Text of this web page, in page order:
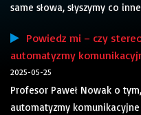
same słowa, słyszymy co
Powiedz mi – czy
automatyzmy
2025-05-25
Profesor Paweł Nowak o
automatyzmy